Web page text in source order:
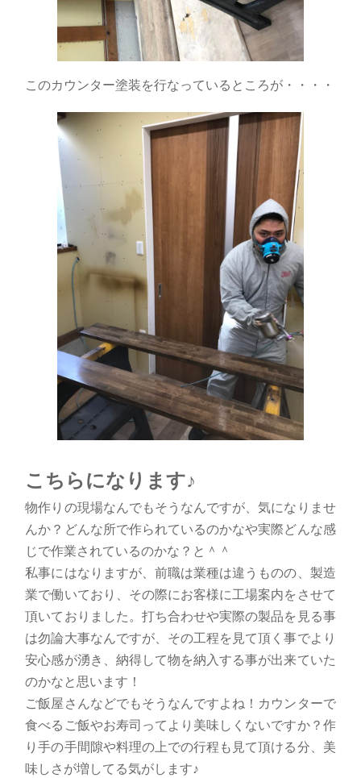
このカウンター塗装を行なっているところが・・・・
こちらになります♪
物作りの現場なんでもそうなんですが、気になりませ
んか？どんな所で作られているのかなや実際どんな感
じで作業されているのかな？と＾＾
私事にはなりますが、前職は業種は違うものの、製造
業で働いており、その際にお客様に工場案内をさせて
頂いておりました。打ち合わせや実際の製品を見る事
は勿論大事なんですが、その工程を見て頂く事でより
安心感が湧き、納得して物を納入する事が出来ていた
のかなと思います！
ご飯屋さんなどでもそうなんですよね！カウンターで
食べるご飯やお寿司ってより美味しくないですか？作
り手の手間隙や料理の上での行程も見て頂ける分、美
味しさが増してる気がします♪